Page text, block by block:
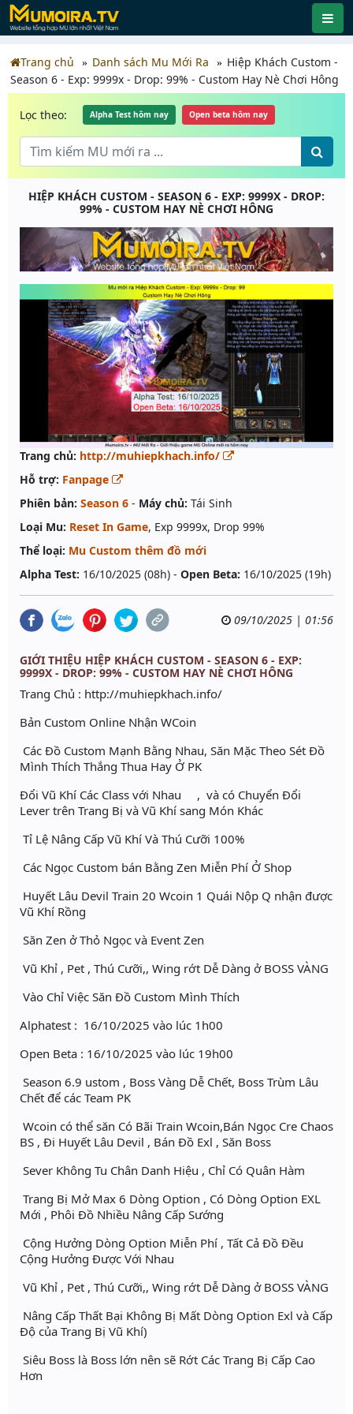
Trang chủ Danh sách Mu Mới Ra
Hiệp Khách Custom -
Season 6 - Exp: 9999x - Drop: 99% - Custom Hay Nè Chơi Hông
Lọc theo: Alpha Test hôm nay Open beta hôm nay
HIỆP KHÁCH CUSTOM - SEASON 6 - EXP: 9999X - DROP:
99% - CUSTOM HAY NÈ CHƠI HÔNG
Trang chủ: http://muhiepkhach.info/
Hỗ trợ: Fanpage
Phiên bản: Season 6 - Máy chủ: Tái Sinh
Loại Mu: Reset In Game, Exp 9999x, Drop 99%
Thể loại: Mu Custom thêm đồ mới
Alpha Test: 16/10/2025 (08h) - Open Beta: 16/10/2025 (19h)
09/10/2025 | 01:56
GIỚI THIỆU HIỆP KHÁCH CUSTOM - SEASON 6 - EXP:
9999X - DROP: 99% - CUSTOM HAY NÈ CHƠI HÔNG
Trang Chủ : http://muhiepkhach.info/
Bản Custom Online Nhận WCoin
Các Đồ Custom Mạnh Bằng Nhau, Săn Mặc Theo Sét Đồ
Mình Thích Thắng Thua Hay Ở PK
Đổi Vũ Khí Các Class với Nhau , và có Chuyển Đổi
Lever trên Trang Bị và Vũ Khí sang Món Khác
Tỉ Lệ Nâng Cấp Vũ Khí Và Thú Cưỡi 100%
Các Ngọc Custom bán Bằng Zen Miễn Phí Ở Shop
Huyết Lâu Devil Train 20 Wcoin 1 Quái Nộp Q nhận được
Vũ Khí Rồng
Săn Zen ở Thỏ Ngọc và Event Zen
Vũ Khỉ , Pet , Thú Cưỡi,, Wing rớt Dễ Dàng ở BOSS VÀNG
Vào Chỉ Việc Săn Đồ Custom Mình Thích
Alphatest : 16/10/2025 vào lúc 1h00
Open Beta : 16/10/2025 vào lúc 19h00
Season 6.9 ustom , Boss Vàng Dễ Chết, Boss Trùm Lâu
Chết để các Team PK
Wcoin có thể săn Có Bãi Train Wcoin,Bán Ngọc Cre Chaos
BS , Đi Huyết Lâu Devil , Bán Đồ Exl , Săn Boss
Sever Không Tu Chân Danh Hiệu , Chỉ Có Quân Hàm
Trang Bị Mở Max 6 Dòng Option , Có Dòng Option EXL
Mới , Phôi Đồ Nhiều Nâng Cấp Sướng
Cộng Hưởng Dòng Option Miễn Phí , Tất Cả Đồ Đều
Cộng Hưởng Được Với Nhau
Vũ Khỉ , Pet , Thú Cưỡi,, Wing rớt Dễ Dàng ở BOSS VÀNG
Nâng Cấp Thất Bại Không Bị Mất Dòng Option Exl và Cấp
Độ của Trang Bị Vũ Khí)
Siêu Boss là Boss lớn nên sẽ Rớt Các Trang Bị Cấp Cao
Hơn